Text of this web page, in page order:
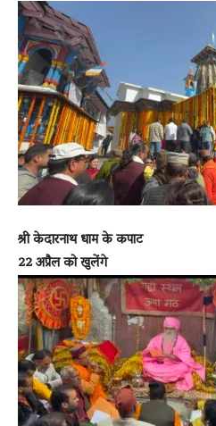
Breaking
News
LIVE
श्री केदारनाथ धाम के कपाट
22 अप्रैल को खुलेंगे